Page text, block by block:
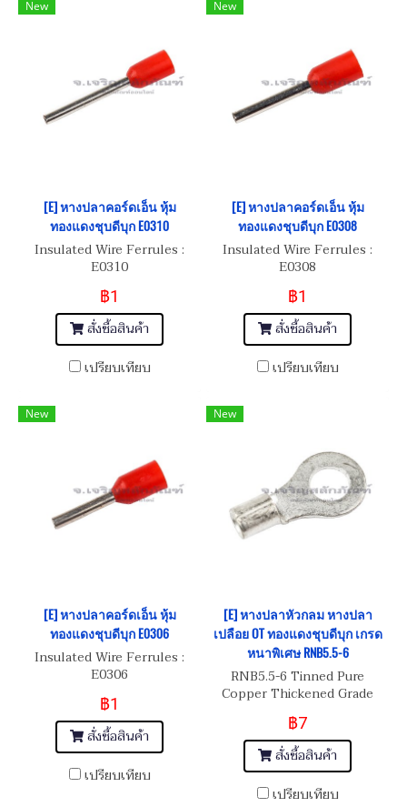
New
[E] หางปลาคอร์ดเอ็น หุ้ม
ทองแดงชุบดีบุก E0310
Insulated Wire Ferrules :
E0310
฿1
สั่งซื้อสินค้า
เปรียบเทียบ
New
[E] หางปลาคอร์ดเอ็น หุ้ม
ทองแดงชุบดีบุก E0308
Insulated Wire Ferrules :
E0308
฿1
สั่งซื้อสินค้า
เปรียบเทียบ
New
[E] หางปลาคอร์ดเอ็น หุ้ม
ทองแดงชุบดีบุก E0306
Insulated Wire Ferrules :
E0306
฿1
สั่งซื้อสินค้า
เปรียบเทียบ
New
[E] หางปลาหัวกลม หางปลา
เปลือย OT ทองแดงชุบดีบุก เกรด
หนาพิเศษ RNB5.5-6
RNB5.5-6 Tinned Pure
Copper Thickened Grade
฿7
สั่งซื้อสินค้า
เปรียบเทียบ